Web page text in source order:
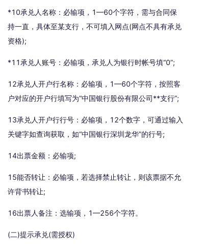
*10承兑人名称：必输项，1—60个字符，需与合同保
持一直，具体至某支行，不可填入网点(网点不具有承兑
资格);
*11承兑人账号：必输项，承兑人为银行时帐号填“0”;
12承兑人开户行名称：必输项，1—60个字符，按照客
户对应的开户行填写为“中国银行股份有限公司**支行”;
13承兑人开户行行号：必输项，12个数字，可通过输入
关键字如查询获取，如“中国银行深圳龙华”的行号;
14出票金额：必输项;
15能否转让：必输项，若选择禁止转让，则该票据不允
许背书转让;
16出票人备注：选输项，1—256个字符。
(二)提示承兑(需授权)